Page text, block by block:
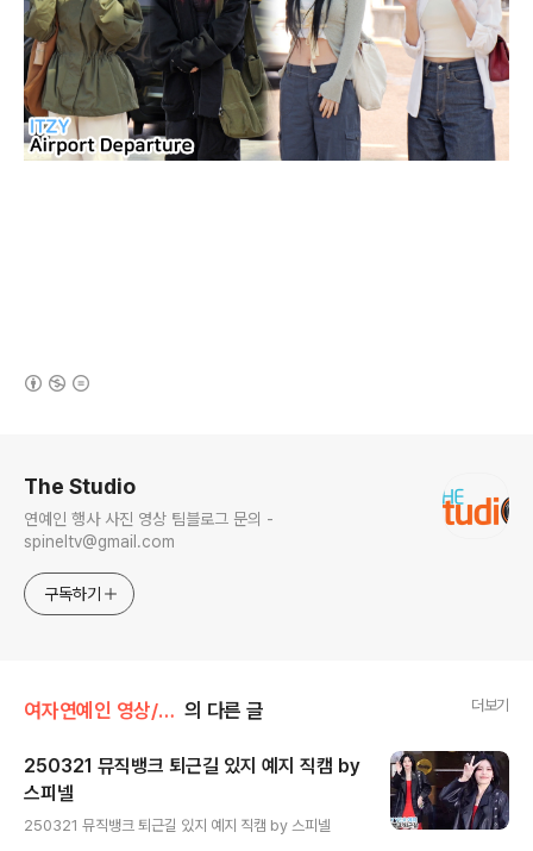
The Studio
연예인 행사 사진 영상 팀블로그 문의 -
spineltv@gmail.com
구독하기
여자연예인 영상/ITZY 의 다른 글 더보기
250321 뮤직뱅크 퇴근길 있지 예지 직캠 by
스피넬
250321 뮤직뱅크 퇴근길 있지 예지 직캠 by 스피넬